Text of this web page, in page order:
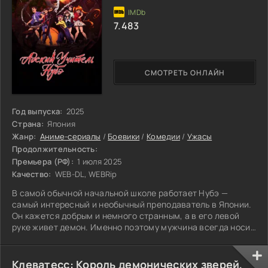
Год выпуска: 2025
Страна: Япония
Жанр: Аниме-сериалы / Боевики / Комедии/ Ужасы
Продолжительность:
Премьера (РФ): 1 июля 2025
Качество: WEB-DL, WEBRip
В самой обычной начальной школе работает Нубэ —
самый интересный и необычный преподаватель в Японии.
Он кажется добрым и немного странным, а в его левой
руке живет демон. Именно поэтому мужчина всегда носит
паранормальщину, снимает её и готовится к бою. В школе
то и дело появляются призраки, атакующие его учеников,
СМОТРЕТЬ ОНЛАЙН
7.483
Клеватесс: Король демонических зверей,